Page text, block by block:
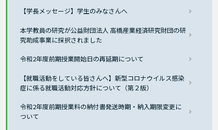
【学長メッセージ】学生のみなさんへ
本学教員の研究が公益財団法人 高橋産業経済研究財団の研
究助成事業に採択されました
令和2年度前期授業開始日の再延期について
【就職活動をしている皆さんへ】新型コロナウイルス感染
症に係る就職活動対応方針について（第２版）
令和2年度前期授業料の納付書発送時期・納入期限変更に
ついて